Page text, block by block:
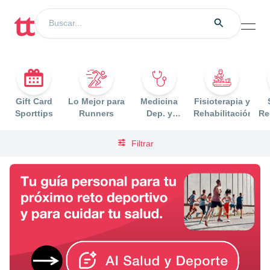
Gift Card
Sporttips
Lo Mejor para
Runners
Medicina
Dep. y
Fisioterapia y
Rehabilitación
Filtrar